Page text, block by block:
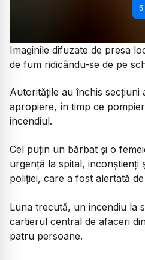
5
Imaginile difuzate de presa
de fum ridicându-se de pe
Autoritățile au închis secțiuni
apropiere, în timp ce
incendiul.
Cel puțin un bărbat și o
urgență la spital,
poliției, care a fost alertată
Luna trecută, un incendiu la
cartierul central de afaceri
patru persoane.